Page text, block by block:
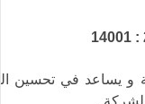
و يساعد في تحسين
.